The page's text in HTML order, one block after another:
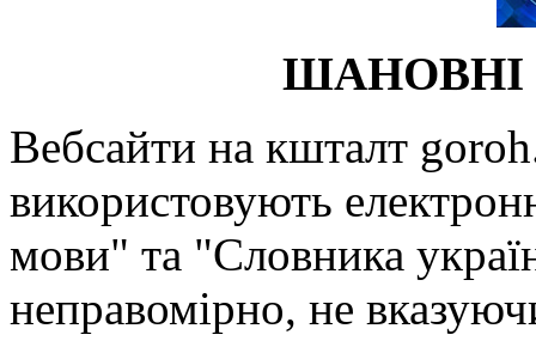
ШАНОВНІ
Вебсайти на кшталт
використовують
мови" та "Словника
неправомірно, не